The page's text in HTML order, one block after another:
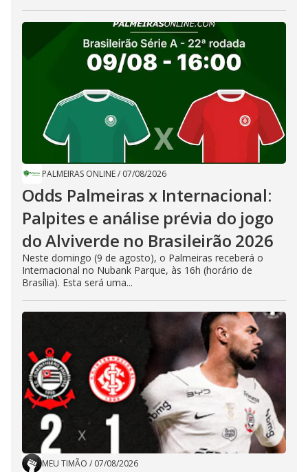
PALMEIRAS ONLINE/ 07/08/2026
Odds Palmeiras x Internacional:
Palpites e análise prévia do jogo
do Alviverde no Brasileirão 2026
Neste domingo (9 de agosto), o Palmeiras receberá o
Internacional no Nubank Parque, às 16h (horário de
Brasília). Esta será uma...
MEU TIMÃO / 07/08/2026